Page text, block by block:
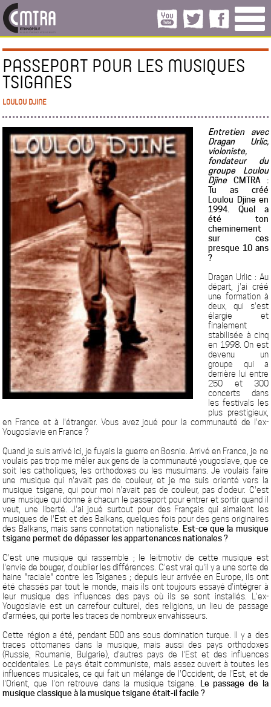
PASSEPORT POUR LES MUSIQUES
TSIGANES
LOULOU DJINE
Entretien avec
Dragan Urlic,
violoniste,
fondateur du
groupe Loulou
Djine
CMTRA :
Tu as créé
Loulou Djine en
1994. Quel a
été ton
cheminement
sur ces
presque 10 ans
?
Dragan Urlic : Au
départ, j'ai créé
une formation à
deux, qui s'est
élargie et
finalement
stabilisée à cinq
en 1998. On est
devenu un
groupe qui a
derrière lui entre
250 et 300
concerts dans
les festivals les
plus prestigieux,
en France et à l'étranger. Vous avez joué pour la communauté de l'ex-
Yougoslavie en France ?
Quand je suis arrivé ici, je fuyais la guerre en Bosnie. Arrivé en France, je ne
voulais pas trop me mêler aux gens de la communauté yougoslave, que ce
soit les catholiques, les orthodoxes ou les musulmans. Je voulais faire
une musique qui n'avait pas de couleur, et je me suis orienté vers la
musique tsigane, qui pour moi n'avait pas de couleur, pas d'odeur. C'est
une musique qui donne à chacun le passeport pour entrer et sortir quand il
veut, une liberté. J'ai joué surtout pour des Français qui aimaient les
musiques de l'Est et des Balkans, quelques fois pour des gens originaires
des Balkans, mais sans connotation nationaliste.
Est-ce que la musique
tsigane permet de dépasser les appartenances nationales ?
C'est une musique qui rassemble ; le leitmotiv de cette musique est
l'envie de bouger, d'oublier les différences. C'est vrai qu'il y a une sorte de
haine "raciale" contre les Tsiganes ; depuis leur arrivée en Europe, ils ont
été chassés par tout le monde, mais ils ont toujours essayé d'intégrer à
leur musique des influences des pays où ils se sont installés. L'ex-
Yougoslavie est un carrefour culturel, des religions, un lieu de passage
d'armées, qui porte les traces de nombreux envahisseurs.
Cette région a été, pendant 500 ans sous domination turque. Il y a des
traces ottomanes dans la musique, mais aussi des pays orthodoxes
(Russie, Roumanie, Bulgarie), d'autres pays de l'Est et des influences
occidentales. Le pays était communiste, mais assez ouvert à toutes les
influences musicales, ce qui fait un mélange de l'Occident, de l'Est, et de
l'Orient, que l'on retrouve dans la musique tsigane.
Le passage de la
musique classique à la musique tsigane était-il facile ?